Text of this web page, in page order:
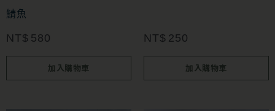
鯖魚
NT$ 580
加入購物車
NT$ 250
加入購物車